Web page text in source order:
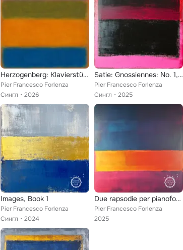
Herzogenberg: Klavierstücke in A Major
Pier Francesco Forlenza
Сингл
2026
Satie: Gnossiennes: No. 1, Lent
Pier Francesco Forlenza
Сингл
2025
Images, Book 1
Pier Francesco Forlenza
Сингл
2024
Due rapsodie per pianoforte, Op. 79
Pier Francesco Forlenza
2025